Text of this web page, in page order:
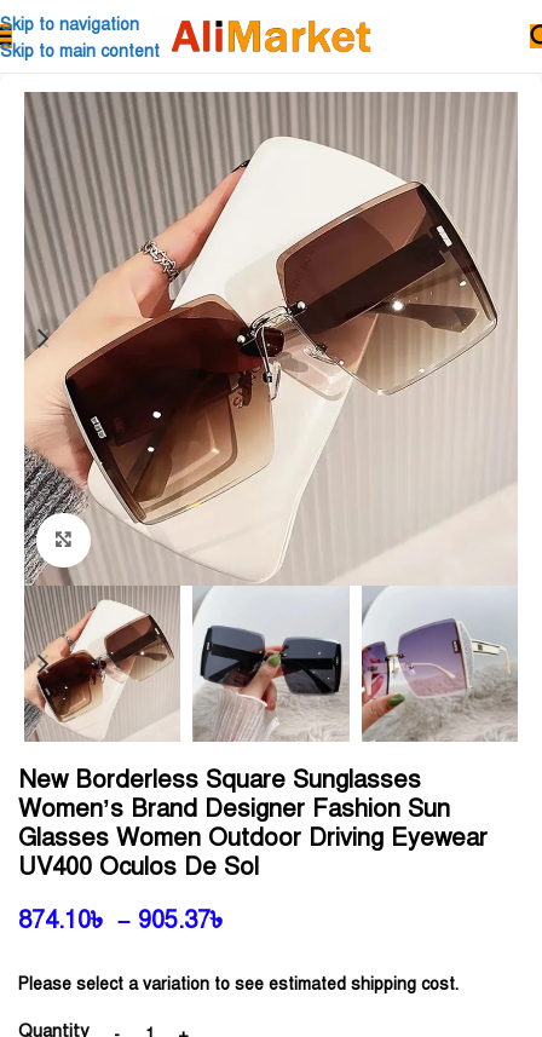
Skip to navigation
Skip to main content
Click to enlarge
New Borderless Square Sunglasses
Women’s Brand Designer Fashion Sun
Glasses Women Outdoor Driving Eyewear
UV400 Oculos De Sol
874.10৳ – 905.37৳
Please select a variation to see estimated shipping cost.
Quantity